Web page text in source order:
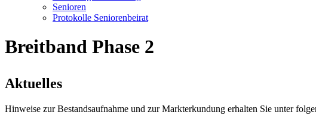
Senioren
Protokolle Seniorenbeirat
Breitband Phase 2
Aktuelles
Hinweise zur Bestandsaufnahme und zur Markterkundung erhalten Sie unter